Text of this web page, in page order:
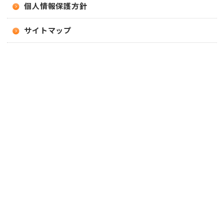
個人情報保護方針
サイトマップ